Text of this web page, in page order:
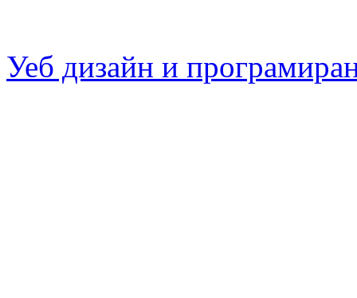
Уеб дизайн и